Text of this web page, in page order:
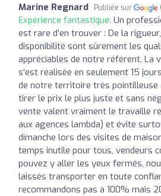
Marine Regnard Publiée sur
Expérience fantastique: Un
est rare d’en trouver : De la
disponibilité sont sûrement les
appréciables de notre référent. La
s’est réalisée en seulement 15
de notre territoire très pointilleuse
tirer le prix le plus juste et sans
vente valent vraiment le travaille
aux agences lambda) et évite
dimanche lors des visites de
temps inutile pour tous, vendeurs
pouvez y aller les yeux fermés,
laissés transporter en toute
recommandons pas à 100% mais